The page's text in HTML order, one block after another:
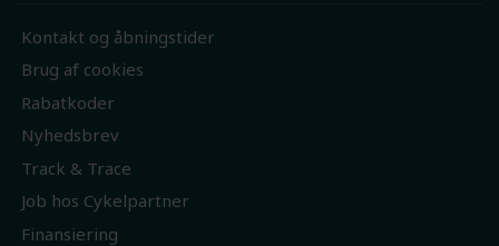
Kontakt og åbningstider
Brug af cookies
Rabatkoder
Nyhedsbrev
Track & Trace
Job hos Cykelpartner
Finansiering